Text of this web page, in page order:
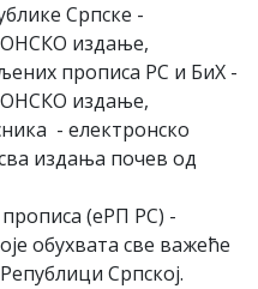
Српске -
издање,
прописа РС и БиХ -
издање,
- електронско
издања почев од
(еРП РС) -
обухвата све важеће
Српској.